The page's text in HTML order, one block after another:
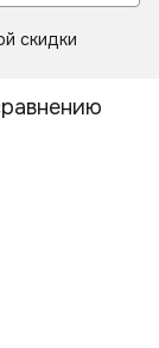
скидки